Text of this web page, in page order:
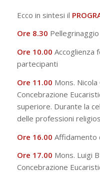
Ecco in sintesi il
Ore 8.30
Ore 10.00 Accoglienza
partecipanti
Ore 11.00 Mons.
Concebrazione
superiore. Durante la
delle professioni
Ore 16.00 Affidamento
Ore 17.00 Mons. Luigi
Concebrazione